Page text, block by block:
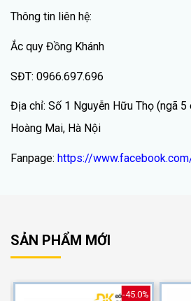
Thông tin liên hệ:
Ắc quy Đồng Khánh
SĐT: 0966.697.696
Địa chỉ: Số 1 Nguyễn Hữu Thọ (ngã
Hoàng Mai, Hà Nội
Fanpage: https://
SẢN PHẨM MỚI
-45.0%